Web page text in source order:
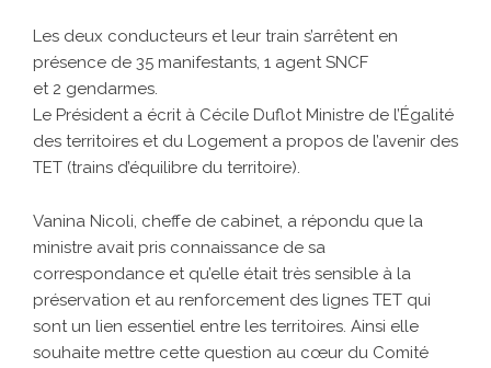
Les deux conducteurs et leur train s’arrêtent en
présence de 35 manifestants, 1 agent SNCF
et 2 gendarmes.
Le Président a écrit à Cécile Duflot Ministre de l’Égalité
des territoires et du Logement a propos de l’avenir des
TET (trains d’équilibre du territoire).
Vanina Nicoli, cheffe de cabinet, a répondu que la
ministre avait pris connaissance de sa
correspondance et qu’elle était très sensible à la
préservation et au renforcement des lignes TET qui
sont un lien essentiel entre les territoires. Ainsi elle
souhaite mettre cette question au cœur du Comité